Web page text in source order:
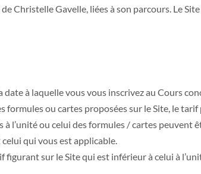
Christelle Gavelle, liées à son parcours. Le
à laquelle vous vous inscrivez au Cours
formules ou cartes proposées sur le Site, le
l’unité ou celui des formules / cartes
qui vous est applicable.
figurant sur le Site qui est inférieur à celui à